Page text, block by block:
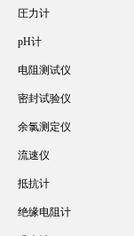
圧力计
pH计
电阻测试仪
密封试验仪
余氯测定仪
流速仪
抵抗计
绝缘电阻计